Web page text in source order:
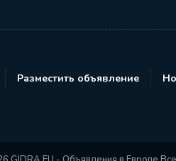
Разместить объявление